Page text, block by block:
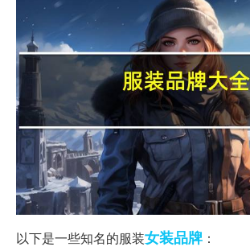
以下是一些知名的服装女装品牌 ：